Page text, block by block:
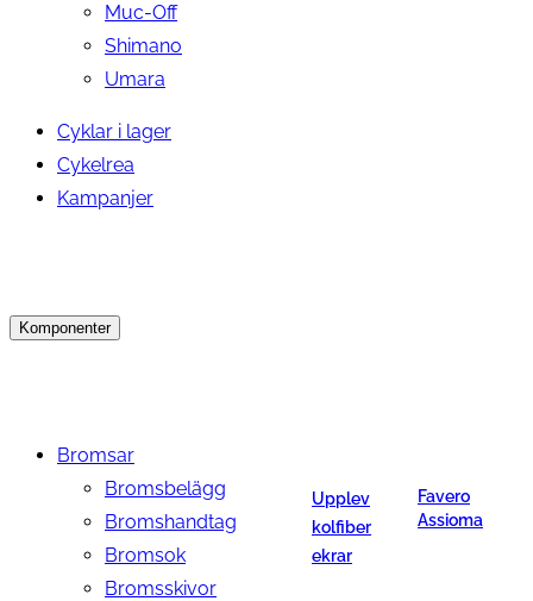
Muc-Off
Shimano
Umara
Cyklar i lager
Cykelrea
Kampanjer
Komponenter
Bromsar
Bromsbelägg
Bromshandtag
Bromsok
Bromsskivor
Upplev
kolfiber
ekrar
Favero
Assioma